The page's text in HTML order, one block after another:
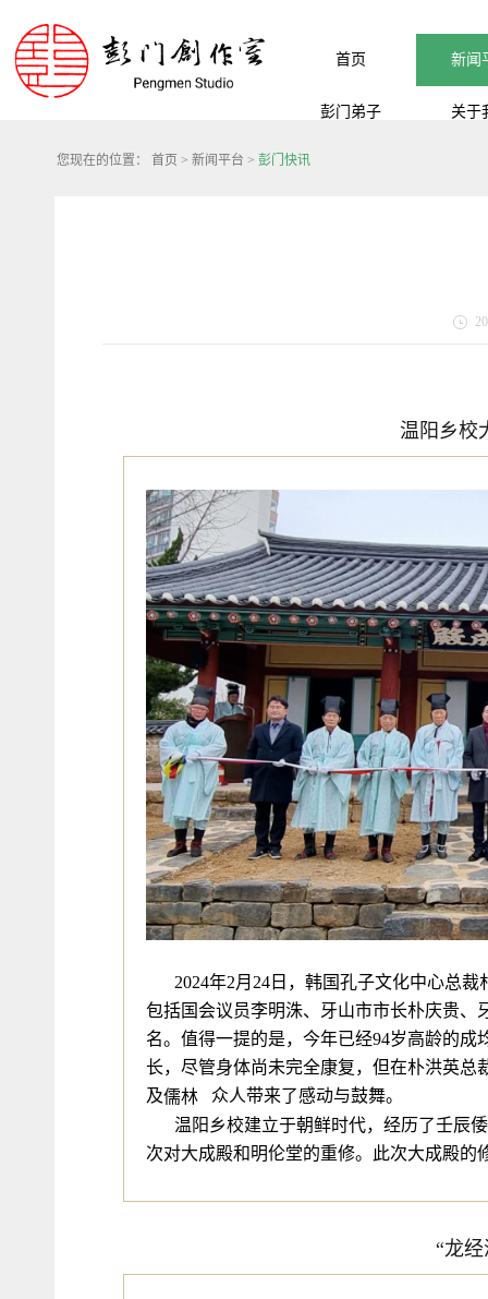
首页 新闻
彭门弟子 关于
您现在的位置： 首页 > 新闻平台 > 彭门快讯
温阳乡校
2024年2月24日，韩国孔子文化中心总
包括国会议员李明洙、牙山市市长朴庆贵、
名。值得一提的是，今年已经94岁高龄的成
长，尽管身体尚未完全康复，但在朴洪英总
及儒林
众人带来了感动与鼓舞。
温阳乡校建立于朝鲜时代，经历了壬辰
次对大成殿和明伦堂的重修。此次大成殿的
“龙